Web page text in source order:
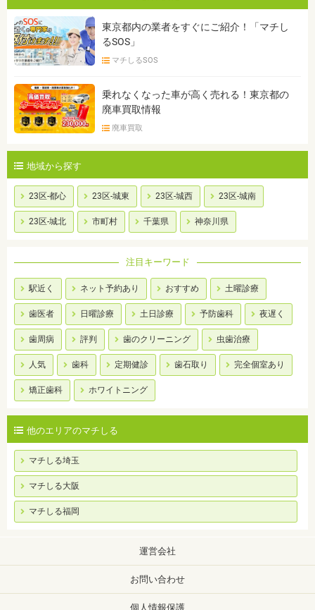
東京都内の業者をすぐにご紹介！「マチし
るSOS」
マチしるSOS
乗れなくなった車が高く売れる！東京都の
廃車買取情報
廃車買取
地域から探す
23区-都心 23区-城東 23区-城西 23区-城南
23区-城北 市町村 千葉県 神奈川県
注目キーワード
駅近く ネット予約あり おすすめ 土曜診療
歯医者 日曜診療 土日診療 予防歯科 夜遅く
歯周病 評判 歯のクリーニング 虫歯治療
人気 歯科 定期健診 歯石取り 完全個室あり
矯正歯科 ホワイトニング
他のエリアのマチしる
マチしる埼玉
マチしる大阪
マチしる福岡
運営会社
お問い合わせ
個人情報保護